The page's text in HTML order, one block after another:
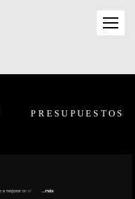
PRESUPUESTOS